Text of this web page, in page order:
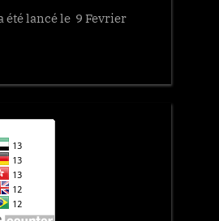
été lancé le 9 Fevrier